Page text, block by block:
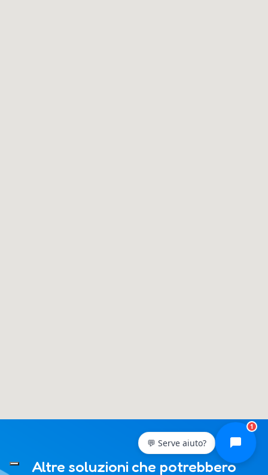
Altre soluzioni che potrebbero
💬 Serve aiuto?
1